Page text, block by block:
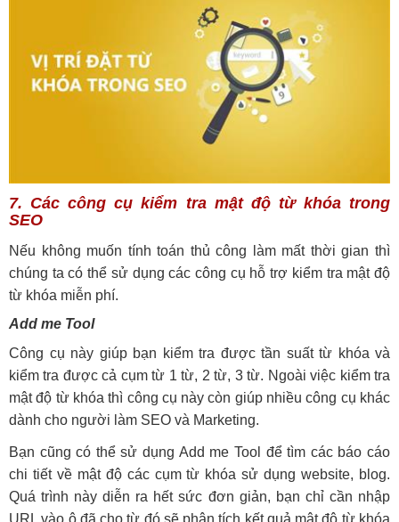
7. Các công cụ kiểm tra mật độ từ khóa trong
SEO
Nếu không muốn tính toán thủ công làm mất thời gian thì
chúng ta có thể sử dụng các công cụ hỗ trợ kiểm tra mật độ
từ khóa miễn phí.
Add me Tool
Công cụ này giúp bạn kiểm tra được tần suất từ khóa và
kiểm tra được cả cụm từ 1 từ, 2 từ, 3 từ. Ngoài việc kiểm tra
mật độ từ khóa thì công cụ này còn giúp nhiều công cụ khác
dành cho người làm SEO và Marketing.
Bạn cũng có thể sử dụng Add me Tool để tìm các báo cáo
chi tiết về mật độ các cụm từ khóa sử dụng website, blog.
Quá trình này diễn ra hết sức đơn giản, bạn chỉ cần nhập
URL vào ô đã cho từ đó sẽ phân tích kết quả mật độ từ khóa